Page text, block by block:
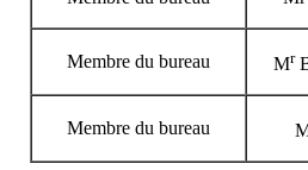
Membre du bureau Mr
Membre du bureau